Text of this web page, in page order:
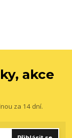
akce
za 14 dní.